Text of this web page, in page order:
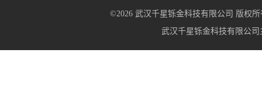
©2026 武汉千星铄金科技有限公司 版权所
武汉千星铄金科技有限公